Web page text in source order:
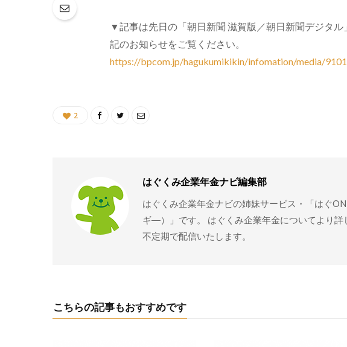
▼記事は先日の「朝日新聞 滋賀版／朝日新聞デジタ
記のお知らせをご覧ください。
https://bpcom.jp/hagukumikikin/infomation/media/
2
はぐくみ企業年金ナビ編集部
はぐくみ企業年金ナビの姉妹サービス・「はぐ
ギ―）」です。 はぐくみ企業年金についてより
不定期で配信いたします。
こちらの記事もおすすめです